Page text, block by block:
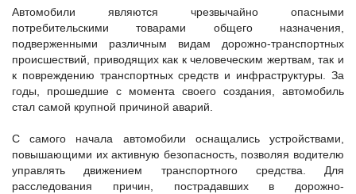
Автомобили являются чрезвычайно опасными
потребительскими товарами общего назначения,
подверженными различным видам дорожно-транспортных
происшествий, приводящих как к человеческим жертвам, так и
к повреждению транспортных средств и инфраструктуры. За
годы, прошедшие с момента своего создания, автомобиль
стал самой крупной причиной аварий.
С самого начала автомобили оснащались устройствами,
повышающими их активную безопасность, позволяя водителю
управлять движением транспортного средства. Для
расследования причин, пострадавших в дорожно-